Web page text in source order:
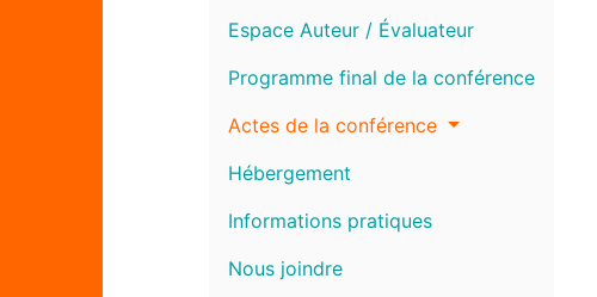
Espace Auteur / Évaluateur
Programme final de la conférence
Actes de la conférence
Hébergement
Informations pratiques
Nous joindre